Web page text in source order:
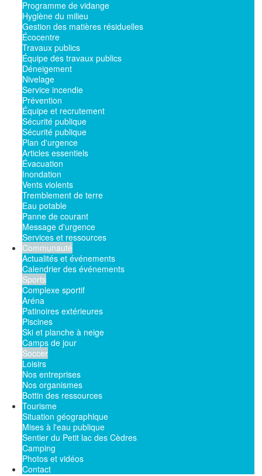
Programme de vidange
Hygiène du milieu
Gestion des matières résiduelles
Écocentre
Travaux publics
Équipe des travaux publics
Déneigement
Nivelage
Service incendie
Prévention
Équipe et recrutement
Sécurité publique
Sécurité publique
Plan d'urgence
Articles essentiels
Évacuation
Inondation
Vents violents
Tremblement de terre
Eau potable
Panne de courant
Message d'urgence
Services et ressources
Communauté
Actualités et événements
Calendrier des événements
Sports
Complexe sportif
Aréna
Patinoires extérieures
Piscines
Ski et planche à neige
Camps de jour
Soccer
Loisirs
Nos entreprises
Nos organismes
Bottin des ressources
Tourisme
Situation géographique
Mises à l'eau publique
Sentier du Petit lac des Cèdres
Camping
Photos et vidéos
Contact